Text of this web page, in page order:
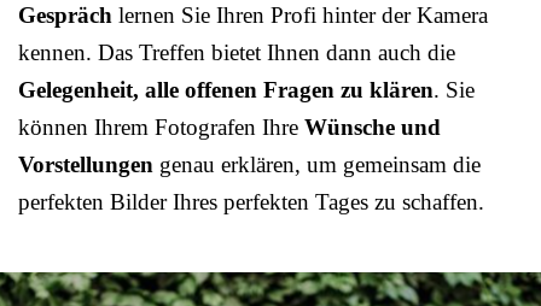
Gespräch lernen Sie Ihren Profi hinter der Kamera
kennen. Das Treffen bietet Ihnen dann auch die
Gelegenheit, alle offenen Fragen zu klären. Sie
können Ihrem Fotografen Ihre Wünsche und
Vorstellungen genau erklären, um gemeinsam die
perfekten Bilder Ihres perfekten Tages zu schaffen.